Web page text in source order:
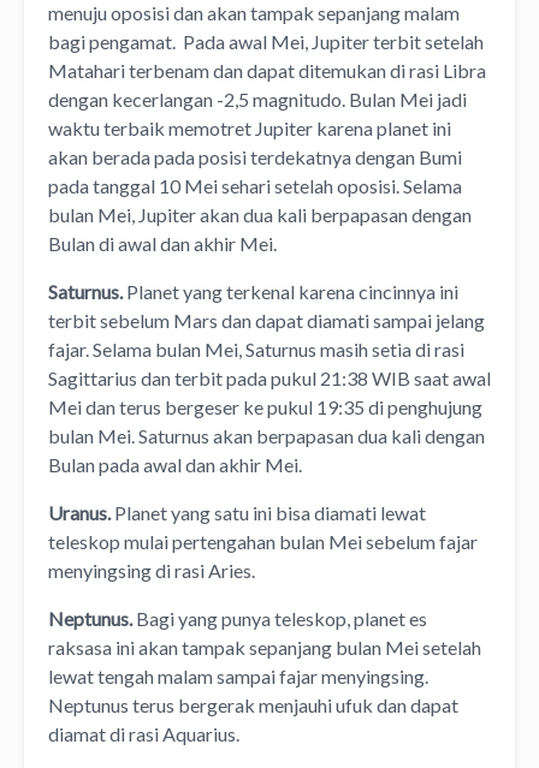
menuju oposisi dan akan tampak sepanjang malam
bagi pengamat. Pada awal Mei, Jupiter terbit setelah
Matahari terbenam dan dapat ditemukan di rasi Libra
dengan kecerlangan -2,5 magnitudo. Bulan Mei jadi
waktu terbaik memotret Jupiter karena planet ini
akan berada pada posisi terdekatnya dengan Bumi
pada tanggal 10 Mei sehari setelah oposisi. Selama
bulan Mei, Jupiter akan dua kali berpapasan dengan
Bulan di awal dan akhir Mei.
Saturnus.Planet yang terkenal karena cincinnya ini
terbit sebelum Mars dan dapat diamati sampai jelang
fajar. Selama bulan Mei, Saturnus masih setia di rasi
Sagittarius dan terbit pada pukul 21:38 WIB saat awal
Mei dan terus bergeser ke pukul 19:35 di penghujung
bulan Mei. Saturnus akan berpapasan dua kali dengan
Bulan pada awal dan akhir Mei.
Uranus.Planet yang satu ini bisa diamati lewat
teleskop mulai pertengahan bulan Mei sebelum fajar
menyingsing di rasi Aries.
Neptunus.Bagi yang punya teleskop, planet es
raksasa ini akan tampak sepanjang bulan Mei setelah
lewat tengah malam sampai fajar menyingsing.
Neptunus terus bergerak menjauhi ufuk dan dapat
diamat di rasi Aquarius.